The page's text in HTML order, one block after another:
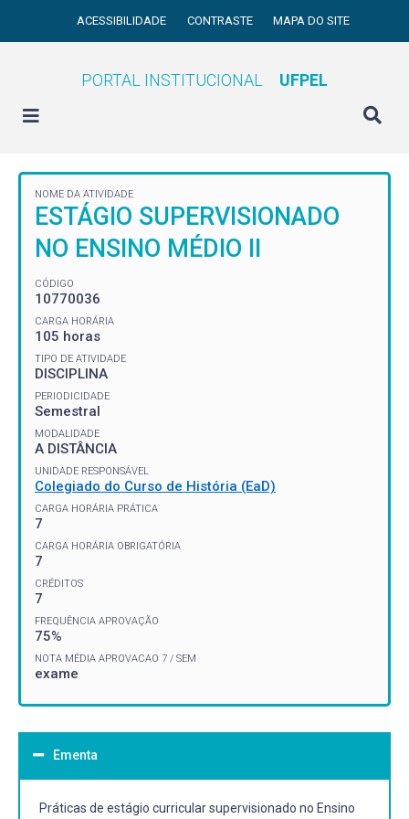
ACESSIBILIDADE CONTRASTE MAPA DO SITE
PORTAL INSTITUCIONAL UFPEL
NOME DA ATIVIDADE
ESTÁGIO SUPERVISIONADO
NO ENSINO MÉDIO II
CÓDIGO
10770036
CARGA HORÁRIA
105 horas
TIPO DE ATIVIDADE
DISCIPLINA
PERIODICIDADE
Semestral
MODALIDADE
A DISTÂNCIA
UNIDADE RESPONSÁVEL
Colegiado do Curso de História (EaD)
CARGA HORÁRIA PRÁTICA
7
CARGA HORÁRIA OBRIGATÓRIA
7
CRÉDITOS
7
FREQUÊNCIA APROVAÇÃO
75%
NOTA MÉDIA APROVACAO 7 / SEM
exame
Ementa
Práticas de estágio curricular supervisionado no Ensino